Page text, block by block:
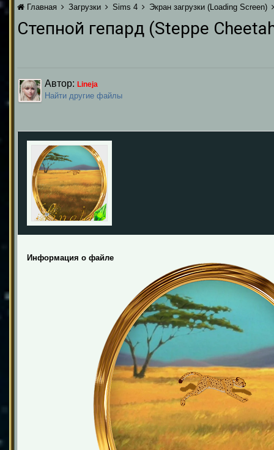
Главная Загрузки Sims 4 Экран загрузки (Loading Screen)
Степной гепард (Steppe
Автор: Lineja
Найти другие файлы
Информация о файле